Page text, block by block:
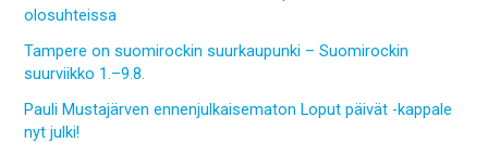
olosuhteissa
Tampere on suomirockin suurkaupunki – Suomirockin
suurviikko 1.–9.8.
Pauli Mustajärven ennenjulkaisematon Loput päivät -kappale
nyt julki!